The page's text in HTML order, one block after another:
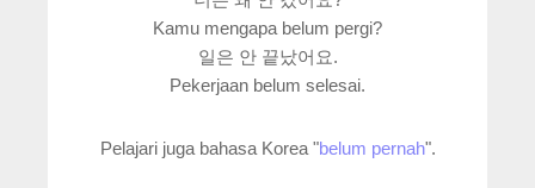
Kamu mengapa belum pergi?
일은 안 끝났어요.
Pekerjaan belum selesai.
Pelajari juga bahasa Korea "belum pernah".